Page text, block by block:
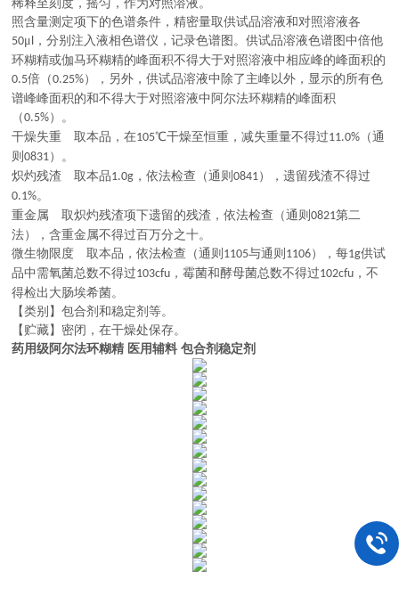
稀释至刻度，摇匀，作为对照溶液。
照含量测定项下的色谱条件，精密量取供试品溶液和对照溶液各
50μl ，分别注入液相色谱仪，记录色谱图。供试品溶液色谱图中倍他
环糊精或伽马环糊精的峰面积不得大于对照溶液中相应峰的峰面积的
0.5倍（0.25%），另外，供试品溶液中除了主峰以外，显示的所有色
谱峰峰面积的和不得大于对照溶液中阿尔法环糊精的峰面积
（0.5%）。
干燥失重 取本品，在105℃干燥至恒重，减失重量不得过11.0% （通
则0831）。
炽灼残渣 取本品1.0g ，依法检查（通则0841），遗留残渣不得过
0.1%。
重金属 取炽灼残渣项下遗留的残渣，依法检查（通则0821第二
法），含重金属不得过百万分之十。
微生物限度 取本品，依法检查（通则 1105与通则 1106），每1g供试
品中需氧菌总数不得过103cfu ，霉菌和酵母菌总数不得过102cfu ，不
得检出大肠埃希菌。
【类别】包合剂和稳定剂等。
【贮藏】密闭，在干燥处保存。
药用级阿尔法环糊精 医用辅料 包合剂稳定剂